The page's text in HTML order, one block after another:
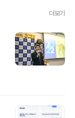
더보기